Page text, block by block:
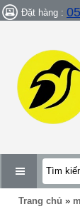
Đặt hàng :
DANH
Trang chủ »